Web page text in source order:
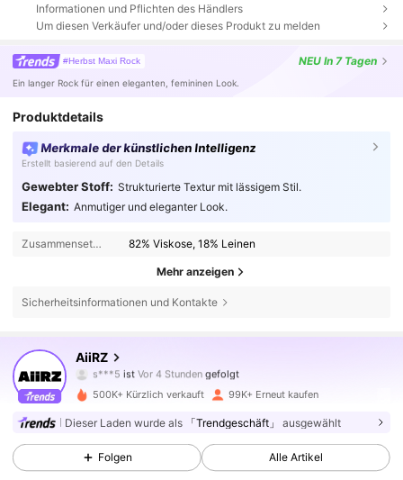
Informationen und Pflichten des Händlers
Um diesen Verkäufer und/oder dieses Produkt zu melden
#Herbst Maxi Rock NEU In 7 Tagen
Ein langer Rock für einen eleganten, femininen Look.
Produktdetails
Merkmale der künstlichen Intelligenz
Erstellt basierend auf den Details
Gewebter Stoff: Strukturierte Textur mit lässigem Stil.
Elegant: Anmutiger und eleganter Look.
Zusammensetzung: 82% Viskose, 18% Leinen
Mehr anzeigen
Sicherheitsinformationen und Kontakte
AiiRZs***5
6***1ist am Durchsuchen
4,81
693K Follower
4,81
500K+ Kürzlich verkauft 99K+ Erneut kaufen
Dieser Laden wurde als 「Trendgeschäft」 ausgewählt
Folgen Alle Artikel